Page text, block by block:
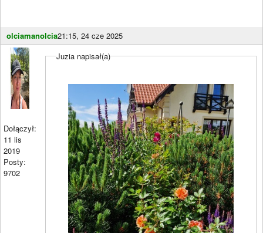
olciamanolcia21:15, 24 cze 2025
Dołączył:
11 lis
2019
Posty:
9702
Juzia napisał(a)